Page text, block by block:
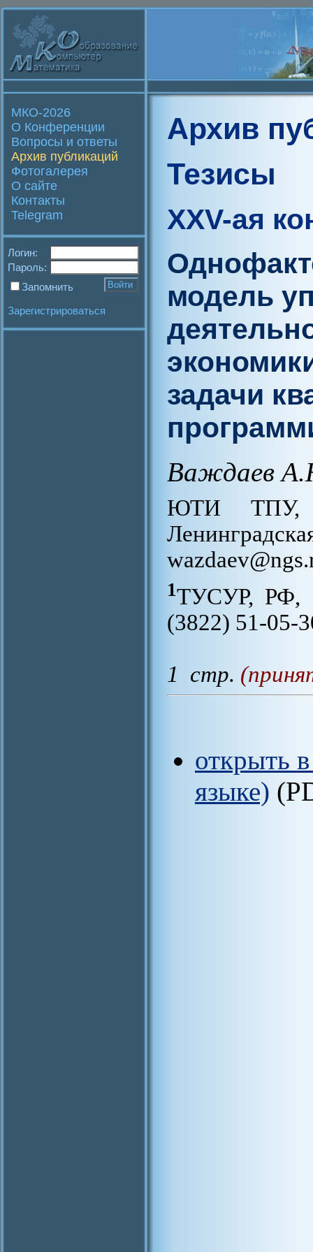
МКО-2026
О Конференции
Вопросы и ответы
Архив публикаций
Фотогалерея
О сайте
Контакты
Telegram
Логин:
Пароль:
Запомнить
Зарегистрироваться
Архив
Тезисы
XXV-ая
модель
задачи
Важдаев
ЮТИ ТПУ,
1ТУСУР, РФ,
(3822) 51-05-
1 стр.
открыть
языке)